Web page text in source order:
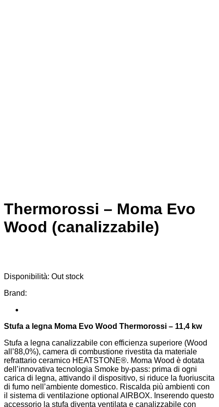
Thermorossi – Moma Evo
Wood (canalizzabile)
Disponibilità: Out stock
Brand:
Stufa a legna Moma Evo Wood Thermorossi – 11,4 kw
Stufa a legna canalizzabile con efficienza superiore (Wood
all’88,0%), camera di combustione rivestita da materiale
refrattario ceramico HEATSTONE®. Moma Wood è dotata
dell’innovativa tecnologia Smoke by-pass: prima di ogni
carica di legna, attivando il dispositivo, si riduce la fuoriuscita
di fumo nell’ambiente domestico. Riscalda più ambienti con
il sistema di ventilazione optional AIRBOX. Inserendo questo
accessorio la stufa diventa ventilata e canalizzabile con